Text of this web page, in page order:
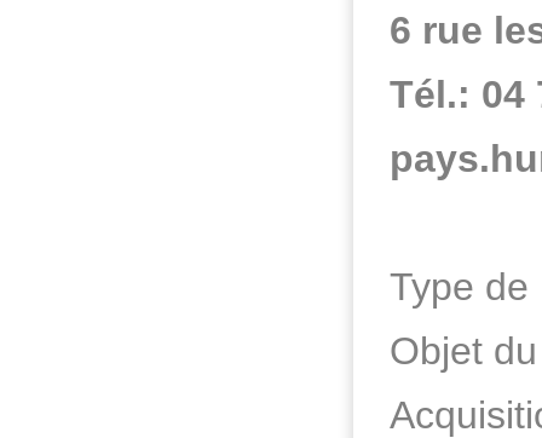
6 rue
Tél.: 04
Type de
Objet